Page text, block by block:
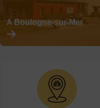
A Boulogne-sur-Mer
En
savoir